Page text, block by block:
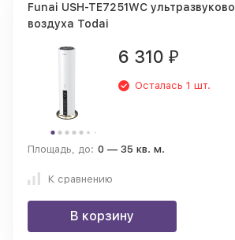
Funai USH-TE7251WC
воздуха Todai
6 310 ₽
Осталась 1 шт.
Площадь, до: 0 — 35 кв. м.
К сравнению
В корзину